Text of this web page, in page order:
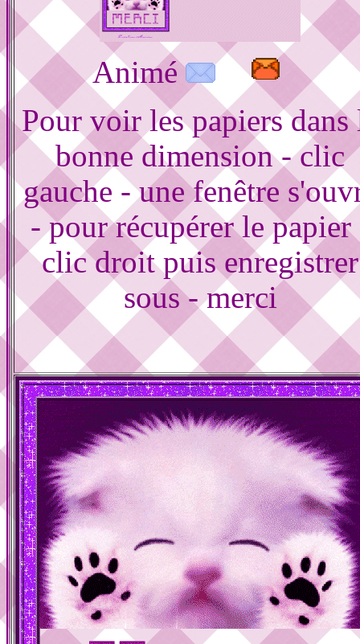
Animé
Pour voir les papiers dans
bonne dimension - clic
gauche - une fenêtre
- pour récupérer le papier
clic droit puis enregistrer
sous - merci